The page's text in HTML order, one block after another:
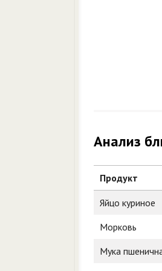
Анализ
Продукт
Яйцо куриное
Морковь
Мука